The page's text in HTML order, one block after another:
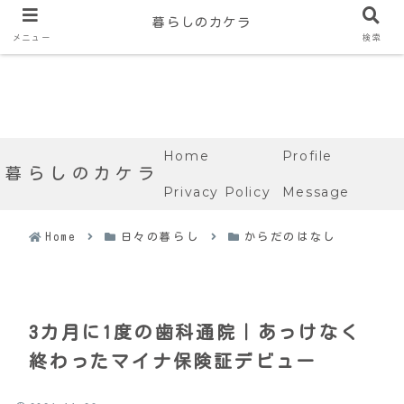
暮らしのカケラ
Home Profile
Privacy Policy Message
Home 日々の暮らし からだのはなし
3カ月に1度の歯科通院｜あっけなく
終わったマイナ保険証デビュー
メニュー
暮らしのカケラ
検索